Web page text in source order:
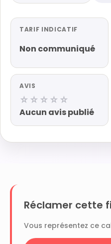
TARIF INDICATIF
Non communiqué
AVIS
☆☆☆☆☆
Aucun avis publié
Réclamer cette
Vous représentez ce